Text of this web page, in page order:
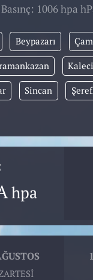
1006 hpa
Beypazarı
Sincan
hpa